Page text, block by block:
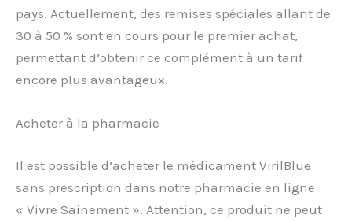
pays. Actuellement, des remises spéciales allant de
30 à 50 % sont en cours pour le premier achat,
permettant d’obtenir ce complément à un tarif
encore plus avantageux.
Acheter à la pharmacie
Il est possible d’acheter le médicament VirilBlue
sans prescription dans notre pharmacie en ligne
« Vivre Sainement ». Attention, ce produit ne peut